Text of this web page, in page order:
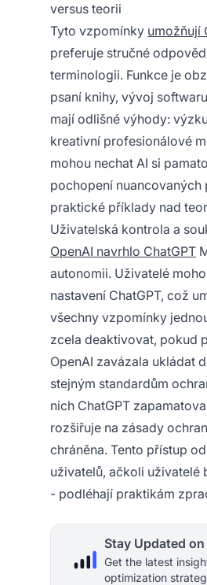
versus teorii
Tyto vzpomínky umožňují
preferuje stručné
terminologii. Funkce je
psaní knihy, vývoj
mají odlišné výhody:
kreativní profesionálové
mohou nechat AI si
pochopení nuancovaných
praktické příklady nad
Uživatelská kontrola a
OpenAI navrhlo ChatGPT
autonomii. Uživatelé
nastavení ChatGPT, což
všechny vzpomínky
zcela deaktivovat, pokud
OpenAI zavázala ukládat
stejným standardům
nich ChatGPT
rozšiřuje na zásady
chráněna. Tento přístup
uživatelů, ačkoli uživatelé
- podléhají praktikám
Stay Updated
Get the latest
optimization